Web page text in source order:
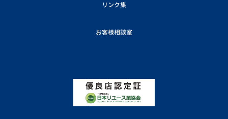
リンク集
お客様相談室